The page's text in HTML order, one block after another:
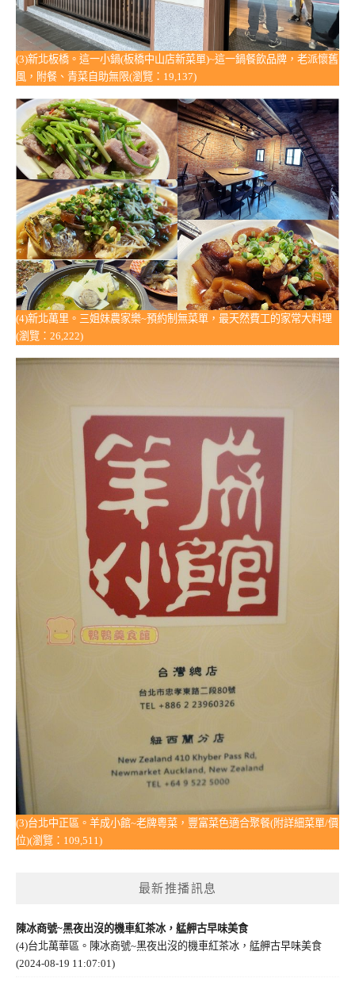
(3)新北板橋。這一小鍋(板橋中山店新菜單)~這一鍋餐飲品牌，老派懷舊
風，附餐、青菜自助無限(瀏覽：19,137)
(4)新北萬里。三姐妹農家樂~預約制無菜單，最天然費工的家常大料理
(瀏覽：26,222)
(3)台北中正區。羊成小館~老牌粵菜，豐富菜色適合聚餐(附詳細菜單/價
位)(瀏覽：109,511)
最新推播訊息
陳冰商號~黑夜出沒的機車紅茶冰，艋舺古早味美食
(4)台北萬華區。陳冰商號~黑夜出沒的機車紅茶冰，艋舺古早味美食
(2024-08-19 11:07:01)